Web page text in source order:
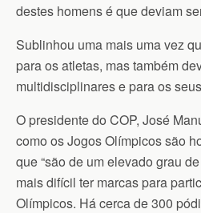
destes homens é que deviam
Sublinhou uma mais uma vez
para os atletas, mas também
multidisciplinares e para os
O presidente do COP, José
como os Jogos Olímpicos são
que “são de um elevado grau
mais difícil ter marcas para
Olímpicos. Há cerca de 300